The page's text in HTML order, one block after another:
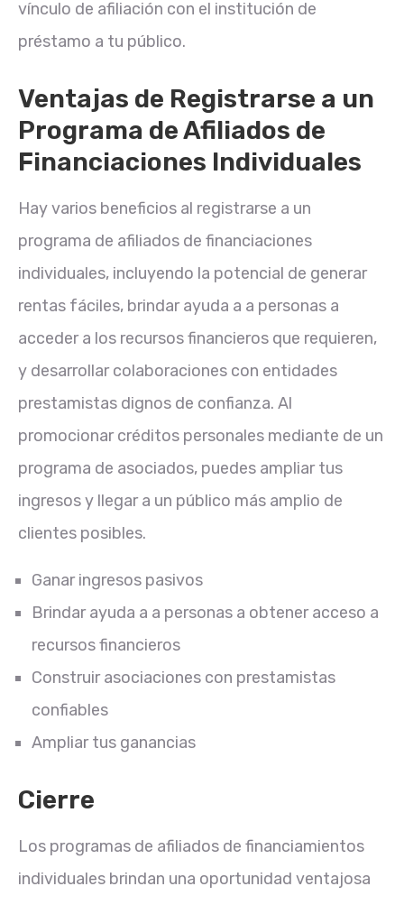
vínculo de afiliación con el institución de
préstamo a tu público.
Ventajas de Registrarse a un
Programa de Afiliados de
Financiaciones Individuales
Hay varios beneficios al registrarse a un
programa de afiliados de financiaciones
individuales, incluyendo la potencial de generar
rentas fáciles, brindar ayuda a a personas a
acceder a los recursos financieros que requieren,
y desarrollar colaboraciones con entidades
prestamistas dignos de confianza. Al
promocionar créditos personales mediante de un
programa de asociados, puedes ampliar tus
ingresos y llegar a un público más amplio de
clientes posibles.
Ganar ingresos pasivos
Brindar ayuda a a personas a obtener acceso a
recursos financieros
Construir asociaciones con prestamistas
confiables
Ampliar tus ganancias
Cierre
Los programas de afiliados de financiamientos
individuales brindan una oportunidad ventajosa